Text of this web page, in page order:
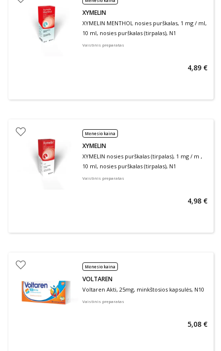
XYMELIN
XYMELIN MENTHOL nosies purškalas, 1 mg / ml,
10 ml, nosies purškalas (tirpalas), N1
Vaistinis preparatas
4,89 €
Mėnesio kaina
XYMELIN
XYMELIN nosies purškalas (tirpalas), 1 mg / m ,
10 ml, nosies purškalas (tirpalas), N1
Vaistinis preparatas
4,98 €
Mėnesio kaina
VOLTAREN
Voltaren Akti, 25mg, minkštosios kapsulės, N10
Vaistinis preparatas
5,08 €